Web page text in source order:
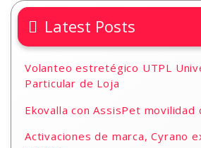
Latest Posts
Volanteo estretégico UTPL
Particular de Loja
Ekovalla con AssisPet movilidad
Activaciones de marca, Cyrano